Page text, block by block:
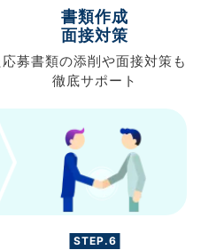
書類作成
面接対策
応募書類の添削や面接対策も
徹底サポート
STEP.6